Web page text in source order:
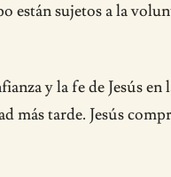
están sujetos a la
y la fe de Jesús
más tarde. Jesús